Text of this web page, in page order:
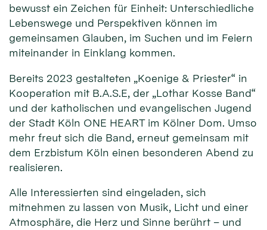
bewusst ein Zeichen für Einheit: Unterschiedliche
Lebenswege und Perspektiven können im
gemeinsamen Glauben, im Suchen und im Feiern
miteinander in Einklang kommen.
Bereits 2023 gestalteten „Koenige & Priester“ in
Kooperation mit B.A.S.E, der „Lothar Kosse Band“
und der katholischen und evangelischen Jugend
der Stadt Köln ONE HEART im Kölner Dom. Umso
mehr freut sich die Band, erneut gemeinsam mit
dem Erzbistum Köln einen besonderen Abend zu
realisieren.
Alle Interessierten sind eingeladen, sich
mitnehmen zu lassen von Musik, Licht und einer
Atmosphäre, die Herz und Sinne berührt – und